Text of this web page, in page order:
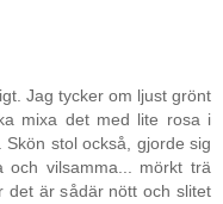
Jag tycker om ljust grönt
mixa det med lite rosa i
stol också, gjorde sig
vilsamma... mörkt trä
det är sådär nött och slitet